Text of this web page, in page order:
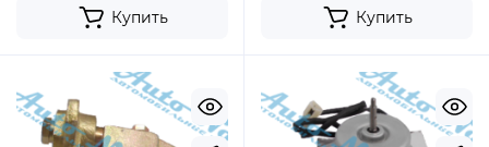
Купить Купить